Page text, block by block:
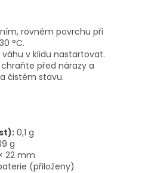
rovném povrchu při
°C.
v klidu nastartovat.
před nárazy a
čistém stavu.
0,1 g
g
22 mm
(přiloženy)